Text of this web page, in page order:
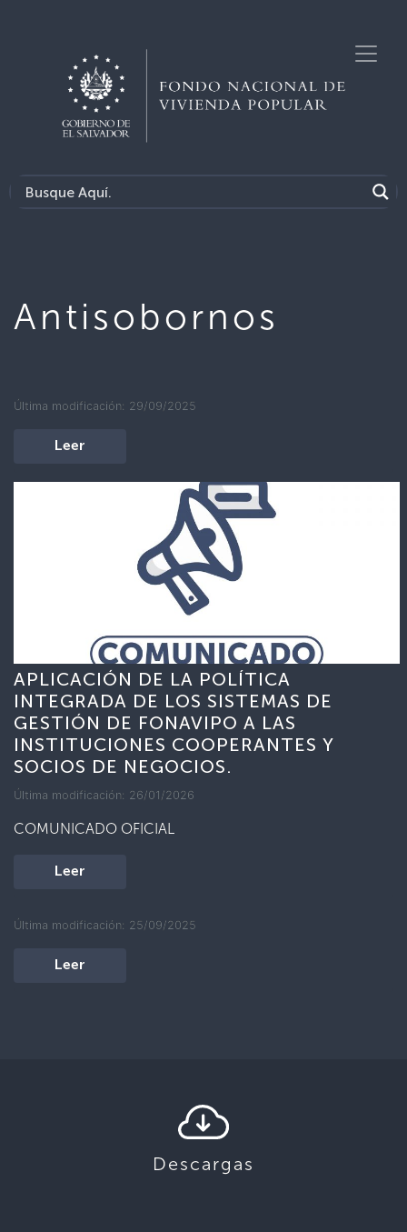
Antisobornos
Última modificación: 29/09/2025
Leer
APLICACIÓN DE LA POLÍTICA
INTEGRADA DE LOS SISTEMAS DE
GESTIÓN DE FONAVIPO A LAS
INSTITUCIONES COOPERANTES Y
SOCIOS DE NEGOCIOS.
Última modificación: 26/01/2026
COMUNICADO OFICIAL
Leer
Última modificación: 25/09/2025
Leer
Descargas